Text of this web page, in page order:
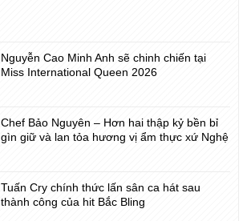
Nguyễn Cao Minh Anh sẽ chinh chiến tại
Miss International Queen 2026
Chef Bảo Nguyên – Hơn hai thập kỷ bền bỉ
gìn giữ và lan tỏa hương vị ẩm thực xứ Nghệ
Tuấn Cry chính thức lấn sân ca hát sau
thành công của hit Bắc Bling